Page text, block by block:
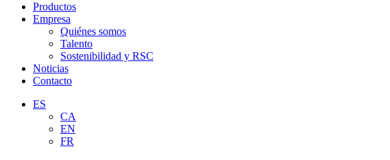
Productos
Empresa
Quiénes somos
Talento
Sostenibilidad y RSC
Noticias
Contacto
ES
CA
EN
FR